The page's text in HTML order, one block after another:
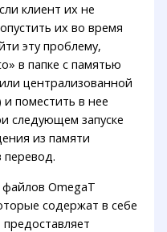
клиент их не
их во время
эту проблему,
в папке с памятью
централизованной
поместить в нее
следующем запуске
из памяти
перевод.
OmegaT
содержат в себе